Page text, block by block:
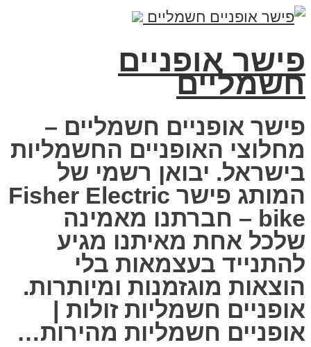
פישר אופניים
חשמליים
פישר אופניים חשמליים –
מחלוצי האופניים החשמליות
בישראל. יבואן רשמי של
המותג פישר Fisher Electric
bike – חברתנו מאמינה
שלכל אחת מאיתנו מגיע
להתנייד בעצמאות בלי
הוצאות מוגזמנות ומיותרות.
אופניים חשמליות זולות |
אופניים חשמליות מהירות…